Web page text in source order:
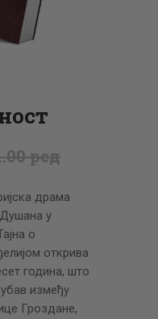
.00рсд
драма
у
о
открива
година, што
између
Гроздане,